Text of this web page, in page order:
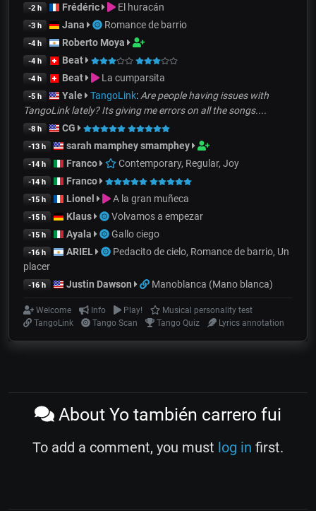
-2 h Frédéric El huracán
-3 h Jana Romance de barrio
-4 h Roberto Moya
-4 h Beat
-4 h Beat La cumparsita
-5 h Yale TangoLink: Are people having issues with
TangoLink lately? Its giving me errors on all the songs....
-8 h CG
-13 h sarah mamphey smamphey
-14 h Franco Contemporary, Regular, Joy
-14 h Franco
-15 h Lionel A la gran muñeca
-15 h Klaus Volvamos a empezar
-15 h Ayala Gallo ciego
-16 h ARIEL
Pedacito de cielo, Romance de barrio, Un
placer
-16 h Justin Dawson Manoblanca (Mano blanca)
Welcome Info Play!
Musical personality test
TangoLink
Tango Scan Tango Quiz Lyrics annotation
About Yo también carrero fui
To add a comment, you must log in first.